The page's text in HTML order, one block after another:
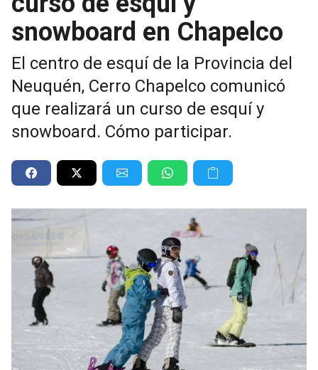
snowboard en Chapelco
El centro de esquí de la Provincia del
Neuquén, Cerro Chapelco comunicó
que realizará un curso de esquí y
snowboard. Cómo participar.